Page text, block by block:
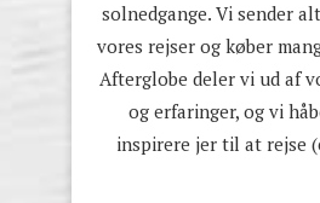
solnedgange. Vi sender
vores rejser og køber
Afterglobe deler vi ud af
og erfaringer, og vi
inspirere jer til at rejse